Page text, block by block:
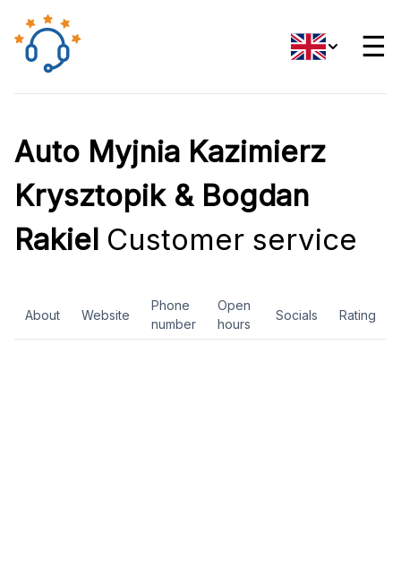
☰
Auto Myjnia Kazimierz
Krysztopik & Bogdan
Rakiel Customer service
About Website
Phone
number
Open
hours
Socials Rating